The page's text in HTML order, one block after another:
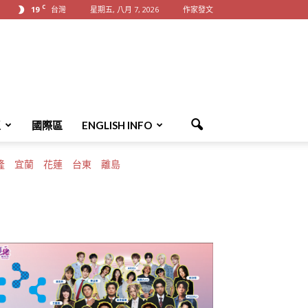
19 C 台灣 星期五, 八月 7, 2026 作家發文
國際區 ENGLISH INFO
宜蘭 花蓮 台東 離島